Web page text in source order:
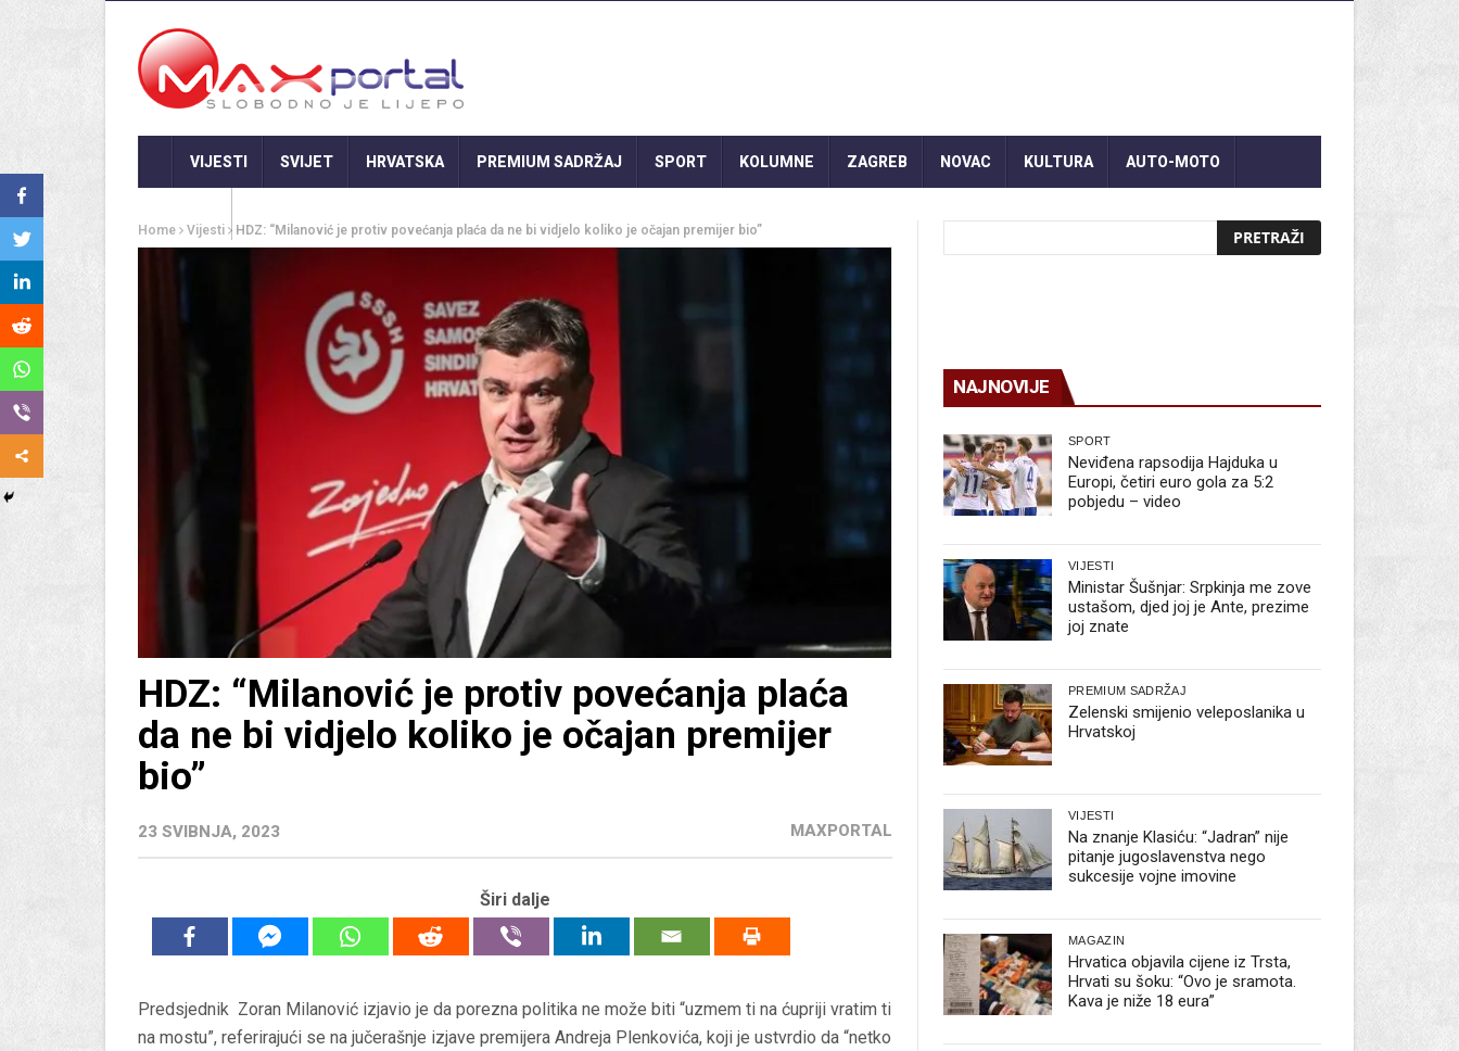
VIJESTI SVIJET HRVATSKA PREMIUM SADRŽAJ SPORT KOLUMNE ZAGREB NOVAC KULTURA AUTO-MOTO
Home Vijesti HDZ: “Milanović je protiv povećanja plaća da ne bi vidjelo koliko je očajan premijer bio”
HDZ: “Milanović je protiv povećanja plaća
da ne bi vidjelo koliko je očajan premijer
bio”
23 SVIBNJA, 2023 MAXPORTAL
Širi dalje
Predsjednik Zoran Milanović izjavio je da porezna politika ne može biti “uzmem ti na ćupriji vratim ti
na mostu”, referirajući se na jučerašnje izjave premijera Andreja Plenkovića, koji je ustvrdio da “netko
NAJNOVIJE
SPORT
Neviđena rapsodija Hajduka u
Europi, četiri euro gola za 5:2
pobjedu – video
VIJESTI
Ministar Šušnjar: Srpkinja me zove
ustašom, djed joj je Ante, prezime
joj znate
PREMIUM SADRŽAJ
Zelenski smijenio veleposlanika u
Hrvatskoj
VIJESTI
Na znanje Klasiću: “Jadran” nije
pitanje jugoslavenstva nego
sukcesije vojne imovine
MAGAZIN
Hrvatica objavila cijene iz Trsta,
Hrvati su šoku: “Ovo je sramota.
Kava je niže 18 eura”